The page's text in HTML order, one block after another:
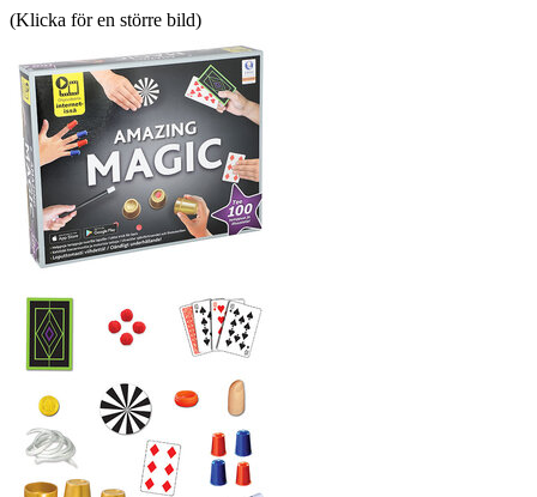
(Klicka för en större bild)